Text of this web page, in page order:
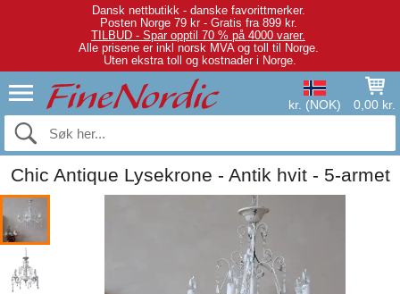
Dansk nettbutikk - danske favorittmerker.
Posten Norge 79 kr - Gratis fra 899 kr.
TILBUD - Spar opptil 70 % på 4000 varer.
Alle prisene er inkl norsk MVA og toll til Norge.
Uten ekstra toll og kostnader i Norge.
kr. (NOK) 0,00 kr.
Chic Antique Lysekrone - Antik hvit - 5-armet